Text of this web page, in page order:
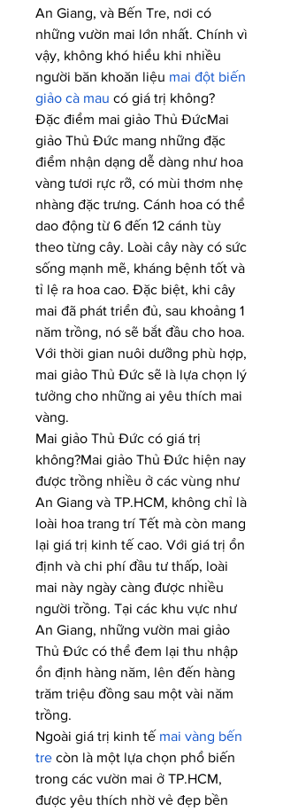
An Giang, và Bến Tre, nơi có
những vườn mai lớn nhất. Chính vì
vậy, không khó hiểu khi nhiều
người băn khoăn liệu mai đột biến
giảo cà mau có giá trị không?
Đặc điểm mai giảo Thủ ĐứcMai
giảo Thủ Đức mang những đặc
điểm nhận dạng dễ dàng như hoa
vàng tươi rực rỡ, có mùi thơm nhẹ
nhàng đặc trưng. Cánh hoa có thể
dao động từ 6 đến 12 cánh tùy
theo từng cây. Loài cây này có sức
sống mạnh mẽ, kháng bệnh tốt và
tỉ lệ ra hoa cao. Đặc biệt, khi cây
mai đã phát triển đủ, sau khoảng 1
năm trồng, nó sẽ bắt đầu cho hoa.
Với thời gian nuôi dưỡng phù hợp,
mai giảo Thủ Đức sẽ là lựa chọn lý
tưởng cho những ai yêu thích mai
vàng.
Mai giảo Thủ Đức có giá trị
không?Mai giảo Thủ Đức hiện nay
được trồng nhiều ở các vùng như
An Giang và TP.HCM, không chỉ là
loài hoa trang trí Tết mà còn mang
lại giá trị kinh tế cao. Với giá trị ổn
định và chi phí đầu tư thấp, loài
mai này ngày càng được nhiều
người trồng. Tại các khu vực như
An Giang, những vườn mai giảo
Thủ Đức có thể đem lại thu nhập
ổn định hàng năm, lên đến hàng
trăm triệu đồng sau một vài năm
trồng.
Ngoài giá trị kinh tế mai vàng bến
tre còn là một lựa chọn phổ biến
trong các vườn mai ở TP.HCM,
được yêu thích nhờ vẻ đẹp bền